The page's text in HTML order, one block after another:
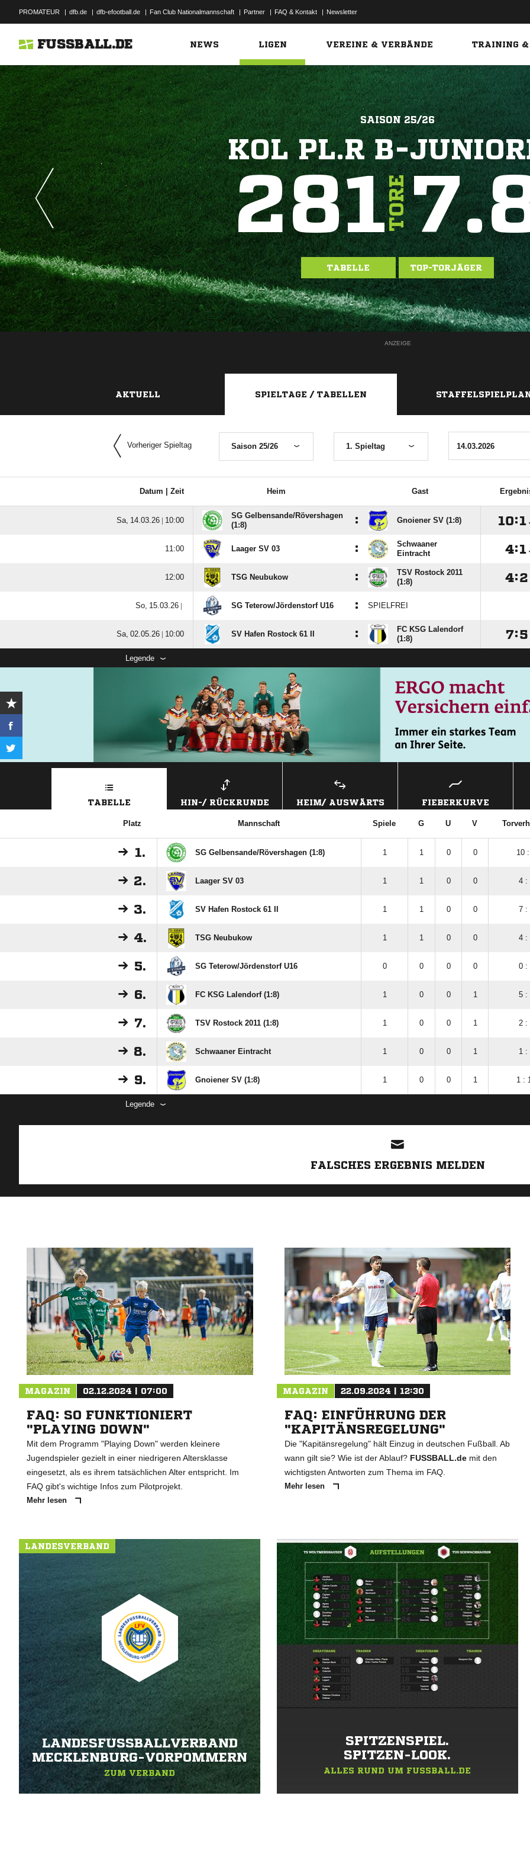
PROMATEUR | dfb.de | dfb-efootball.de | Fan Club Nationalmannschaft | Partner | FAQ & Kontakt | Newsletter
FUSSBALL.DE NEWS LIGEN VEREINE & VERBÄNDE TRAINING &
SAISON 25/26
KOL PL.R B-
281TORE
TABELLE TOP-TORJÄGER
ANZEIGE
AKTUELL SPIELTAGE / TABELLEN
Vorheriger Spieltag Saison 25/26 1. Spieltag
Datum | Zeit Heim Gast
  | 
SG Gelbensande/​Rövershagen
(1:8)
: Gnoiener SV (1:8) :
 Laager SV 03 :
Schwaaner
Eintracht
:
 TSG Neubukow :
TSV Rostock 2011
(1:8)
:
  | SG Teterow/​Jördenstorf U16 : SPIELFREI
  |  SV Hafen Rostock 61 II :
FC KSG Lalendorf
(1:8)
:
Legende
TABELLE HIN-/ RÜCKRUNDE HEIM/ AUSWÄRTS FIEBERKURVE
Platz Mannschaft Spiele G U V
1. SG Gelbensande/​Rövershagen (1:8) 1 1 0 0 10
2. Laager SV 03 1 1 0 0 4 :
3. SV Hafen Rostock 61 II 1 1 0 0 7 :
4. TSG Neubukow 1 1 0 0 4 :
5. SG Teterow/​Jördenstorf U16 0 0 0 0 0 :
6. FC KSG Lalendorf (1:8) 1 0 0 1 5 :
7. TSV Rostock 2011 (1:8) 1 0 0 1 2 :
8. Schwaaner Eintracht 1 0 0 1 1 :
9. Gnoiener SV (1:8) 1 0 0 1 1 :
Legende
FALSCHES ERGEBNIS MELDEN
MAGAZIN 02.12.2024 | 07:00
FAQ: SO FUNKTIONIERT
"PLAYING DOWN"
Mit dem Programm "Playing Down" werden kleinere
Jugendspieler gezielt in einer niedrigeren Altersklasse
eingesetzt, als es ihrem tatsächlichen Alter entspricht. Im
FAQ gibt's wichtige Infos zum Pilotprojekt.
Mehr lesen
MAGAZIN 22.09.2024 | 12:30
FAQ: EINFÜHRUNG DER
"KAPITÄNSREGELUNG"
Die "Kapitänsregelung" hält Einzug in deutschen Fußball. Ab
wann gilt sie? Wie ist der Ablauf? FUSSBALL.demit den
wichtigsten Antworten zum Thema im FAQ.
Mehr lesen
LANDESVERBAND
LANDESFUSSBALLVERBAND M
ECKLENBURG-VORPOMMERN
ZUM VERBAND
SPITZENSPIEL.
SPITZEN-LOOK.
ALLES RUND UM FUSSBALL.DE